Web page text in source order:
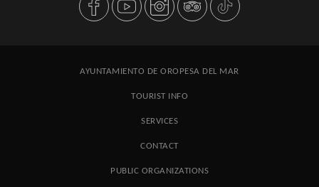
AYUNTAMIENTO DE OROPESA DEL MAR
TOURIST INFO
SERVICES
CONTACT
PUBLIC ORGANIZATIONS